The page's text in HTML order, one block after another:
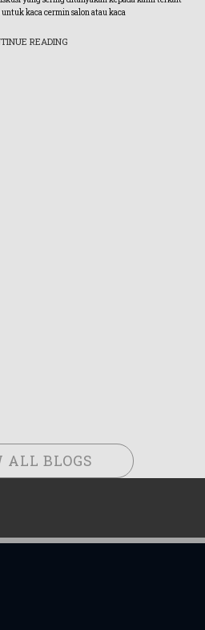
kaca cermin salon atau kaca
READING
ALL BLOGS